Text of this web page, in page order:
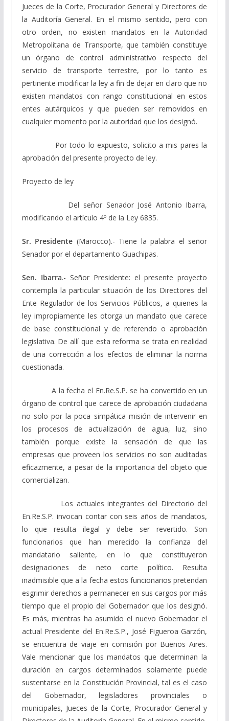
Jueces de la Corte, Procurador General y Directores de
la Auditoría General. En el mismo sentido, pero con
otro orden, no existen mandatos en la Autoridad
Metropolitana de Transporte, que también constituye
un órgano de control administrativo respecto del
servicio de transporte terrestre, por lo tanto es
pertinente modificar la ley a fin de dejar en claro que no
existen mandatos con rango constitucional en estos
entes autárquicos y que pueden ser removidos en
cualquier momento por la autoridad que los designó.
Por todo lo expuesto, solicito a mis pares la
aprobación del presente proyecto de ley.
Proyecto de ley
Del señor Senador José Antonio Ibarra,
modificando el artículo 4º de la Ley 6835.
Sr. Presidente (Marocco).- Tiene la palabra el señor
Senador por el departamento Guachipas.
Sen. Ibarra.- Señor Presidente: el presente proyecto
contempla la particular situación de los Directores del
Ente Regulador de los Servicios Públicos, a quienes la
ley impropiamente les otorga un mandato que carece
de base constitucional y de referendo o aprobación
legislativa. De allí que esta reforma se trata en realidad
de una corrección a los efectos de eliminar la norma
cuestionada.
A la fecha el En.Re.S.P. se ha convertido en un
órgano de control que carece de aprobación ciudadana
no solo por la poca simpática misión de intervenir en
los procesos de actualización de agua, luz, sino
también porque existe la sensación de que las
empresas que proveen los servicios no son auditadas
eficazmente, a pesar de la importancia del objeto que
comercializan.
Los actuales integrantes del Directorio del
En.Re.S.P. invocan contar con seis años de mandatos,
lo que resulta ilegal y debe ser revertido. Son
funcionarios que han merecido la confianza del
mandatario saliente, en lo que constituyeron
designaciones de neto corte político. Resulta
inadmisible que a la fecha estos funcionarios pretendan
esgrimir derechos a permanecer en sus cargos por más
tiempo que el propio del Gobernador que los designó.
Es más, mientras ha asumido el nuevo Gobernador el
actual Presidente del En.Re.S.P., José Figueroa Garzón,
se encuentra de viaje en comisión por Buenos Aires.
Vale mencionar que los mandatos que determinan la
duración en cargos determinados solamente puede
sustentarse en la Constitución Provincial, tal es el caso
del Gobernador, legisladores provinciales o
municipales, Jueces de la Corte, Procurador General y